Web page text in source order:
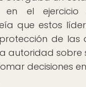
en el ejercicio
que estos
de las
autoridad sobre
decisiones